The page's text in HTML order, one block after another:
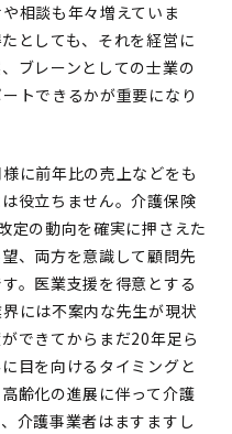
相談も年々増えていま
としても、それを経営に
ブレーンとしての士業の
トできるかが重要になり
に前年比の売上などをも
役立ちません。介護保険
定の動向を確実に押さえた
、両方を意識して顧問先
。医業支援を得意とする
には不案内な先生が現状
できてからまだ20年足ら
目を向けるタイミングと
齢化の進展に伴って介護
介護事業者はますますし